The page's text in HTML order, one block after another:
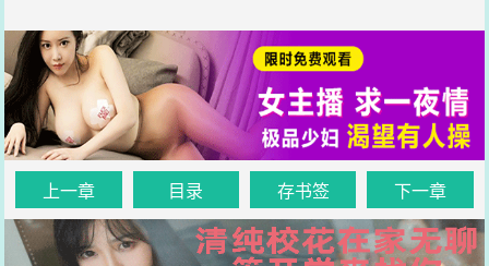
上一章 目录 存书签 下一章